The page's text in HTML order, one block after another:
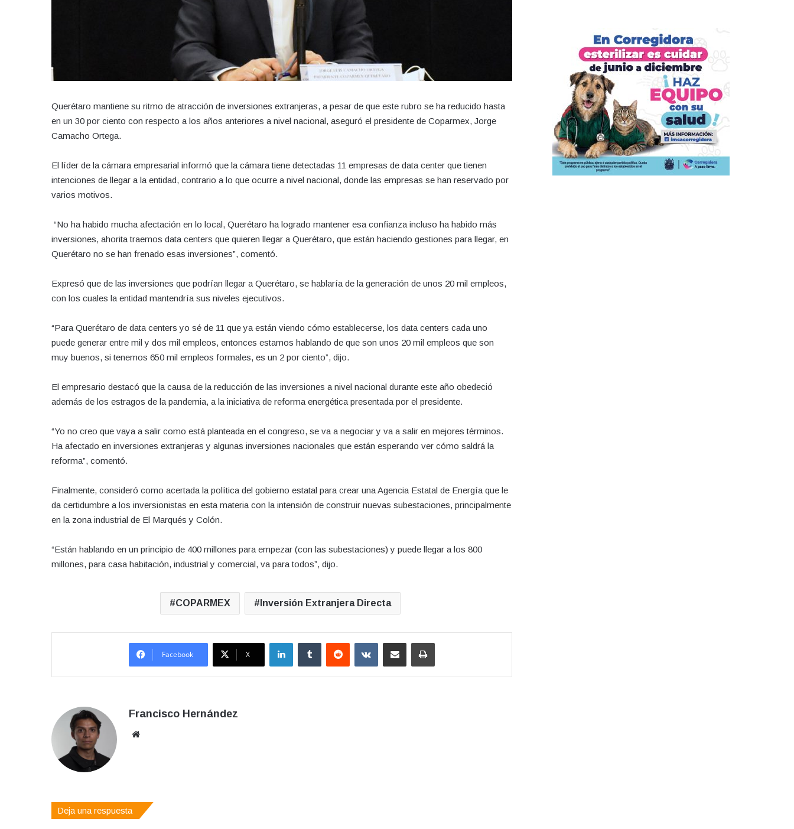
Querétaro mantiene su ritmo de atracción de inversiones extranjeras, a pesar de que este rubro se ha reducido hasta
en un 30 por ciento con respecto a los años anteriores a nivel nacional, aseguró el presidente de Coparmex, Jorge
Camacho Ortega.
El líder de la cámara empresarial informó que la cámara tiene detectadas 11 empresas de data center que tienen
intenciones de llegar a la entidad, contrario a lo que ocurre a nivel nacional, donde las empresas se han reservado por
varios motivos.
“No ha habido mucha afectación en lo local, Querétaro ha logrado mantener esa confianza incluso ha habido más
inversiones, ahorita traemos data centers que quieren llegar a Querétaro, que están haciendo gestiones para llegar, en
Querétaro no se han frenado esas inversiones”, comentó.
Expresó que de las inversiones que podrían llegar a Querétaro, se hablaría de la generación de unos 20 mil empleos,
con los cuales la entidad mantendría sus niveles ejecutivos.
“Para Querétaro de data centers yo sé de 11 que ya están viendo cómo establecerse, los data centers cada uno
puede generar entre mil y dos mil empleos, entonces estamos hablando de que son unos 20 mil empleos que son
muy buenos, si tenemos 650 mil empleos formales, es un 2 por ciento”, dijo.
El empresario destacó que la causa de la reducción de las inversiones a nivel nacional durante este año obedeció
además de los estragos de la pandemia, a la iniciativa de reforma energética presentada por el presidente.
“Yo no creo que vaya a salir como está planteada en el congreso, se va a negociar y va a salir en mejores términos.
Ha afectado en inversiones extranjeras y algunas inversiones nacionales que están esperando ver cómo saldrá la
reforma”, comentó.
Finalmente, consideró como acertada la política del gobierno estatal para crear una Agencia Estatal de Energía que le
da certidumbre a los inversionistas en esta materia con la intensión de construir nuevas subestaciones, principalmente
en la zona industrial de El Marqués y Colón.
“Están hablando en un principio de 400 millones para empezar (con las subestaciones) y puede llegar a los 800
millones, para casa habitación, industrial y comercial, va para todos”, dijo.
COPARMEX Inversión Extranjera Directa
Facebook X
LinkedInTumblr Reddit VKontakteCompartir por correo electrónicoImprimir
Francisco Hernández
Deja una respuesta